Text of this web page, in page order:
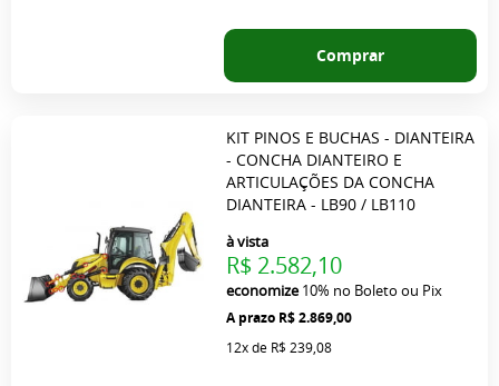
Comprar
KIT PINOS E BUCHAS - DIANTEIRA
- CONCHA DIANTEIRO E
ARTICULAÇÕES DA CONCHA
DIANTEIRA - LB90 / LB110
R$ 2.869,00
à vista
R$ 2.582,10
economize10% no Boleto ou Pix
12xde R$ 239,08